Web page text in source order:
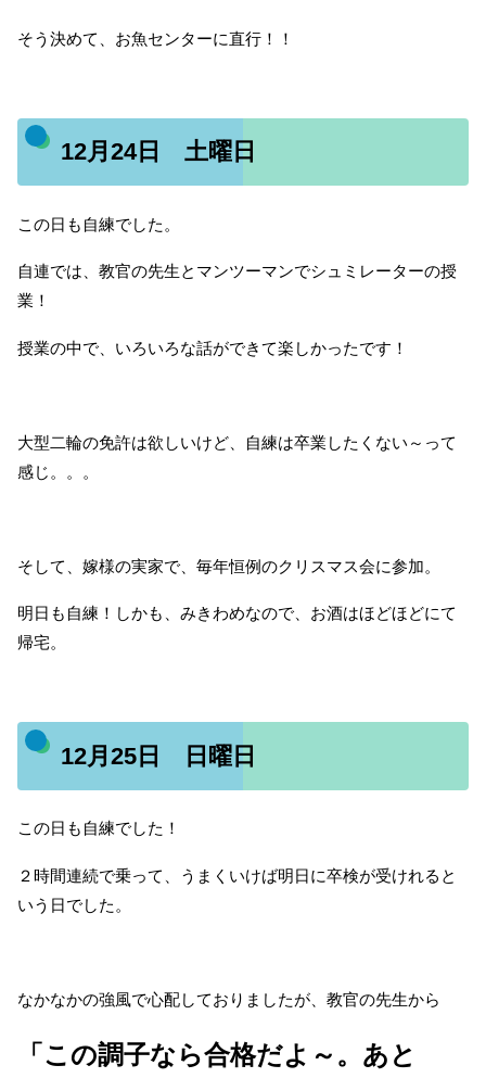
そう決めて、お魚センターに直行！！
12月24日 土曜日
この日も自練でした。
自連では、教官の先生とマンツーマンでシュミレーターの授
業！
授業の中で、いろいろな話ができて楽しかったです！
大型二輪の免許は欲しいけど、自練は卒業したくない～って
感じ。。。
そして、嫁様の実家で、毎年恒例のクリスマス会に参加。
明日も自練！しかも、みきわめなので、お酒はほどほどにて
帰宅。
12月25日 日曜日
この日も自練でした！
２時間連続で乗って、うまくいけば明日に卒検が受けれると
いう日でした。
なかなかの強風で心配しておりましたが、教官の先生から
「この調子なら合格だよ～。あと